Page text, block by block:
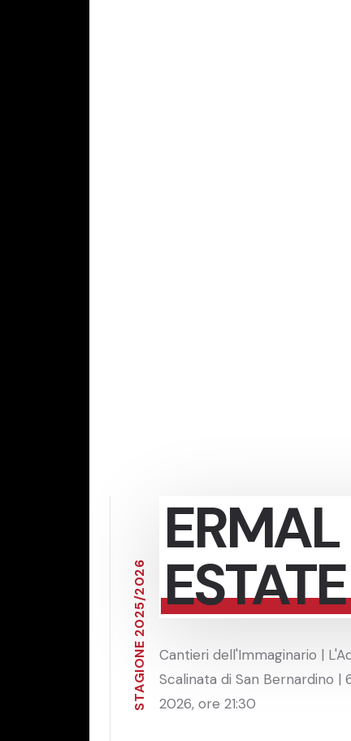
S
T
A
G
I
O
N
E
2
0
2
5
/
2
0
2
6
Cantieri dell'Immaginario |
Scalinata di San Bernardino |
2026, ore 21:30